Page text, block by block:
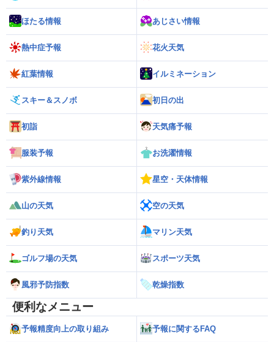
ほたる情報 あじさい情報
熱中症予報 花火天気
紅葉情報 イルミネーション
スキー＆スノボ 初日の出
初詣 天気痛予報
服装予報 お洗濯情報
紫外線情報 星空・天体情報
山の天気 空の天気
釣り天気 マリン天気
ゴルフ場の天気 スポーツ天気
風邪予防指数 乾燥指数
便利なメニュー
予報精度向上の取り組み 予報に関するFAQ